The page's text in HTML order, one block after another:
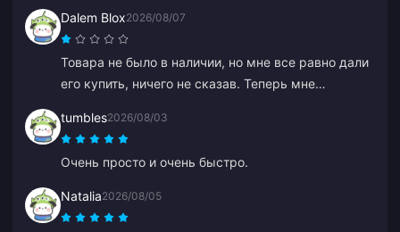
эти проблемы были устранены, сервис стал бы
гораздо надежнее.
Dalem Blox2026/08/07
Товара не было в наличии, но мне все равно дали
его купить, ничего не сказав. Теперь мне
днями.
tumbles2026/08/03
Очень просто и очень быстро.
Natalia2026/08/05